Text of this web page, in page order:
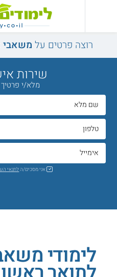
רוצה פרטים על משאבי
שירות
מלא/י פרטיך
אני מסכים/הלתנאי
לימודי